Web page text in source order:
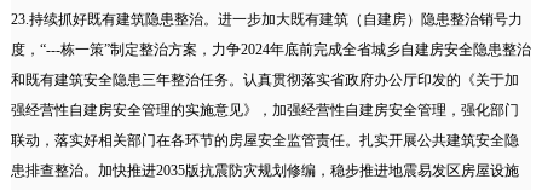
23.持续抓好既有建筑隐患整治。进一步加大既有建筑（自建房）隐患整治销号力
度，“---栋一策”制定整治方案，力争2024年底前完成全省城乡自建房安全隐患整治
和既有建筑安全隐患三年整治任务。认真贯彻落实省政府办公厅印发的《关于加
强经营性自建房安全管理的实施意见》，加强经营性自建房安全管理，强化部门
联动，落实好相关部门在各环节的房屋安全监管责任。扎实开展公共建筑安全隐
患排查整治。加快推进2035版抗震防灾规划修编，稳步推进地震易发区房屋设施